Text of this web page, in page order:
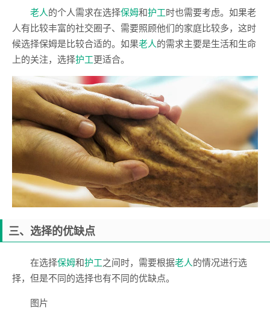
老人的个人需求在选择保姆和护工时也需要考虑。如果老
人有比较丰富的社交圈子、需要照顾他们的家庭比较多，这时
候选择保姆是比较合适的。如果老人的需求主要是生活和生命
上的关注，选择护工更适合。
三、选择的优缺点
在选择保姆和护工之间时，需要根据老人的情况进行选
择，但是不同的选择也有不同的优缺点。
图片